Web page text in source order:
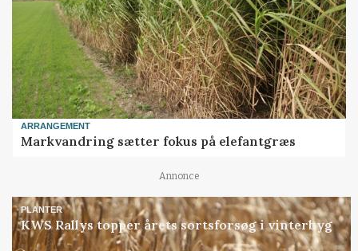
ARRANGEMENT
Markvandring sætter fokus på elefantgræs
Annonce
PLANTER
KWS Rallys topper årets sortsforsøg i vinterbyg